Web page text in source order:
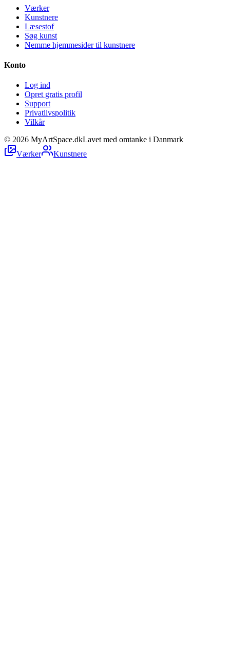
Værker
Kunstnere
Læsestof
Søg kunst
Nemme hjemmesider til kunstnere
Konto
Log ind
Opret gratis profil
Support
Privatlivspolitik
Vilkår
© 2026 MyArtSpace.dkLavet med omtanke i Danmark
Værker
Kunstnere